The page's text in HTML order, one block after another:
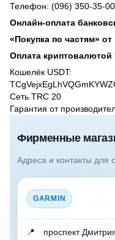
Телефон: (096) 350-35-00
Онлайн-оплата
«Покупка по частям»
Оплата криптовалютой
Кошелёк USDT:
Сеть TRC 20
Гарантия от
Фирменные
Адреса и контакты для
GARMIN
📍
проспект